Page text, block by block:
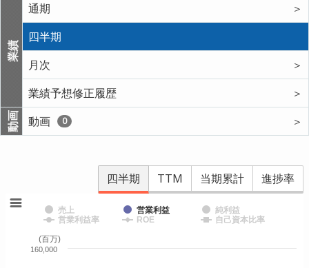
業績
通期
＞
四半期
月次
＞
業績予想修正履歴
＞
動画 動画 0 ＞
四半期 TTM 当期累計 進捗率
(百万)
売上 営業利益
純利益
営業利益率
ROE 自己資本比率
160,000